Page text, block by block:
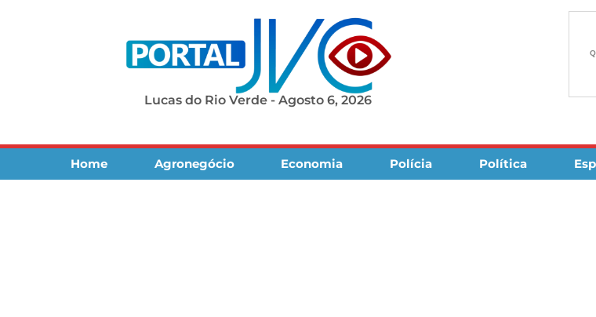
Lucas do Rio Verde - Agosto 6, 2026
Home Agronegócio Economia Polícia Política